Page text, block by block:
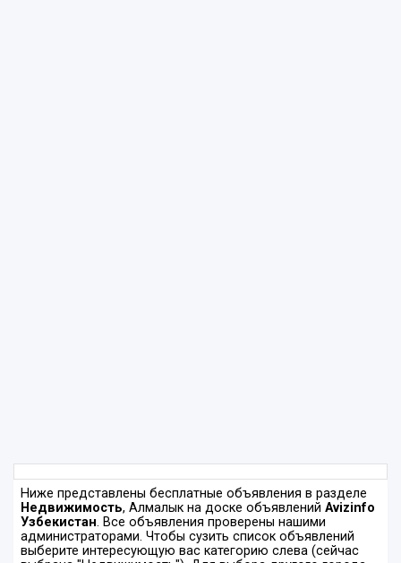
Ниже представлены бесплатные объявления в разделе
Недвижимость, Алмалык на доске объявлений Avizinfo
Узбекистан. Все объявления проверены нашими
администраторами. Чтобы сузить список объявлений
выберите интересующую вас категорию слева (сейчас